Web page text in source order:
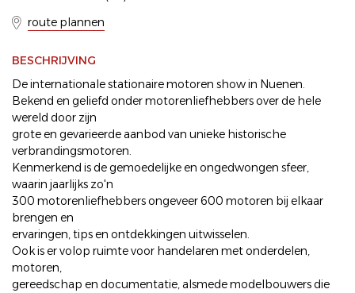
route plannen
BESCHRIJVING
De internationale stationaire motoren show in Nuenen.
Bekend en geliefd onder motorenliefhebbers over de hele
wereld door zijn
grote en gevarieerde aanbod van unieke historische
verbrandingsmotoren.
Kenmerkend is de gemoedelijke en ongedwongen sfeer,
waarin jaarlijks zo'n
300 motorenliefhebbers ongeveer 600 motoren bij elkaar
brengen en
ervaringen, tips en ontdekkingen uitwisselen.
Ook is er volop ruimte voor handelaren met onderdelen,
motoren,
gereedschap en documentatie, alsmede modelbouwers die